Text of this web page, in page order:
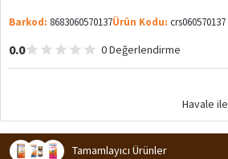
Barkod: 8683060570137Ürün Kodu: crs060570137
0.0 0 Değerlendirme
Havale ile
Tamamlayıcı Ürünler